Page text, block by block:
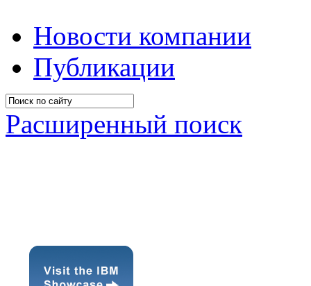
Новости компании
Публикации
Расширенный поиск